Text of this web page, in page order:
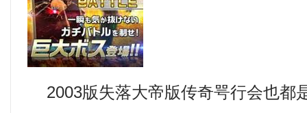
2003版失落大帝版传奇咢行会也都